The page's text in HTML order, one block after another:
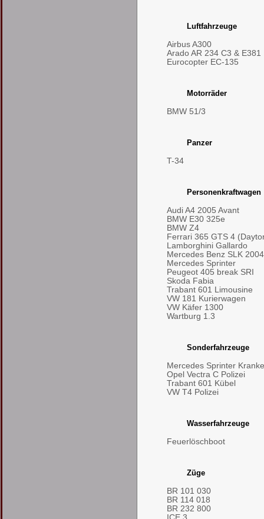
Luftfahrzeuge
Airbus A300
Arado AR 234 C3 & E381
Eurocopter EC-135
Motorräder
BMW 51/3
Panzer
T-34
Personenkraftwagen
Audi A4 2005 Avant
BMW E30 325e
BMW Z4
Ferrari 365 GTS 4
Lamborghini Gallardo
Mercedes Benz SLK
Mercedes Sprinter
Peugeot 405 break SRI
Skoda Fabia
Trabant 601 Limousine
VW 181 Kurierwagen
VW Käfer 1300
Wartburg 1.3
Sonderfahrzeuge
Mercedes Sprinter
Opel Vectra C Polizei
Trabant 601 Kübel
VW T4 Polizei
Wasserfahrzeuge
Feuerlöschboot
Züge
BR 101 030
BR 114 018
BR 232 800